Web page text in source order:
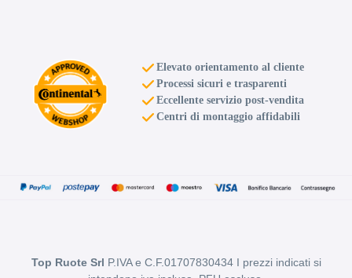
Elevato orientamento al cliente
Processi sicuri e trasparenti
Eccellente servizio post-vendita
Centri di montaggio affidabili
Top Ruote Srl P.IVA e C.F.01707830434 I prezzi indicati si